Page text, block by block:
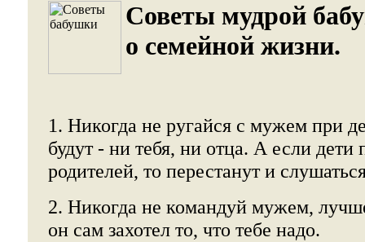
Советы мудрой
о семейной жизни.
1. Никогда не ругайся с мужем при
будут - ни тебя, ни отца. А если дети
родителей, то перестанут и
2. Никогда не командуй мужем,
он сам захотел то, что тебе надо.